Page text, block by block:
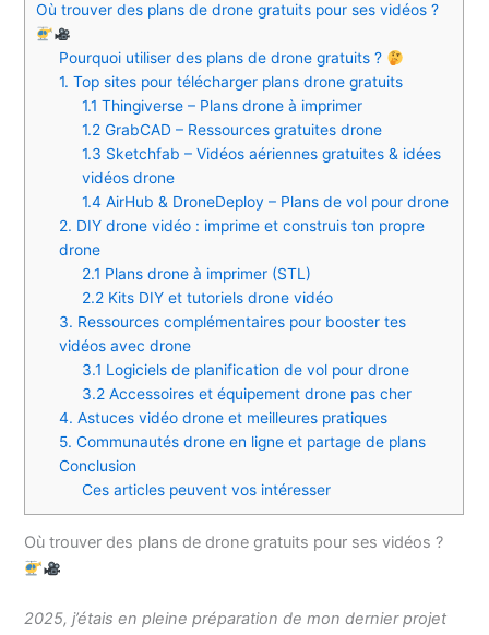
Où trouver des plans de drone gratuits pour ses vidéos ?
Pourquoi utiliser des plans de drone gratuits ?
1. Top sites pour télécharger plans drone gratuits
1.1 Thingiverse – Plans drone à imprimer
1.2 GrabCAD – Ressources gratuites drone
1.3 Sketchfab – Vidéos aériennes gratuites & idées
vidéos drone
1.4 AirHub & DroneDeploy – Plans de vol pour drone
2. DIY drone vidéo : imprime et construis ton propre
drone
2.1 Plans drone à imprimer (STL)
2.2 Kits DIY et tutoriels drone vidéo
3. Ressources complémentaires pour booster tes
vidéos avec drone
3.1 Logiciels de planification de vol pour drone
3.2 Accessoires et équipement drone pas cher
4. Astuces vidéo drone et meilleures pratiques
5. Communautés drone en ligne et partage de plans
Conclusion
Ces articles peuvent vos intéresser
Où trouver des plans de drone gratuits pour ses vidéos ?
2025, j’étais en pleine préparation de mon dernier projet